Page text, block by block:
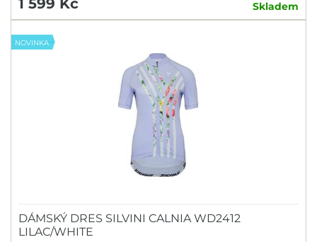
Skladem
NOVINKA
DÁMSKÝ DRES SILVINI CALNIA WD2412
LILAC/WHITE